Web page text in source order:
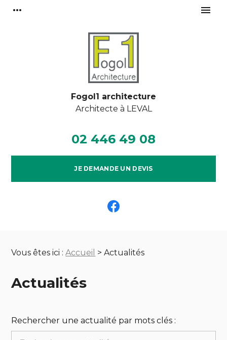
more_horiz menu
Fogol1 architecture
Architecte à LEVAL
02 446 49 08
JE DEMANDE UN DEVIS
Vous êtes ici : Accueil > Actualités
Actualités
Rechercher une actualité par mots clés :